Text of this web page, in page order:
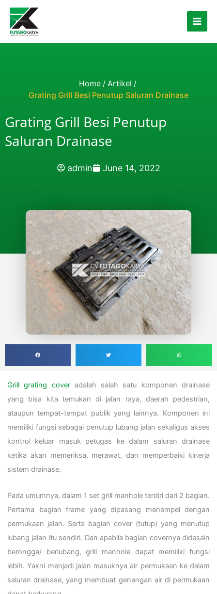
Skip to content
Home / Artikel /
Grating Grill Besi Penutup Saluran Drainase
Grating Grill Besi Penutup
Saluran Drainase
admin June 14, 2022
Grill grating coveradalah salah satu komponen drainase
yang bisa kita temukan di jalan raya, daerah pedestrian,
ataupun tempat-tempat publik yang lainnya. Komponen ini
memiliki fungsi sebagai penutup lubang jalan sekaligus akses
kontrol keluar masuk petugas ke dalam saluran drainase
ketika akan memeriksa, merawat, dan memperbaiki kinerja
sistem drainase.
Pada umumnya, dalam 1 set grill manhole terdiri dari 2 bagian.
Pertama bagian frame yang dipasang menempel dengan
permukaan jalan. Serta bagian cover (tutup) yang menutup
lubang jalan itu sendiri. Dan apabila bagian covernya didesain
berongga/ berlubang, grill manhole dapat memiliki fungsi
lebih. Yakni menjadi jalan masuknya air permukaan ke dalam
saluran drainase, yang membuat genangan air di permukaan